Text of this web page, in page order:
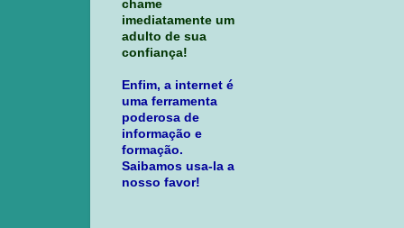
chame
imediatamente um
adulto de sua
confiança!
Enfim, a internet é
uma ferramenta
poderosa de
informação e
formação.
Saibamos usa-la a
nosso favor!